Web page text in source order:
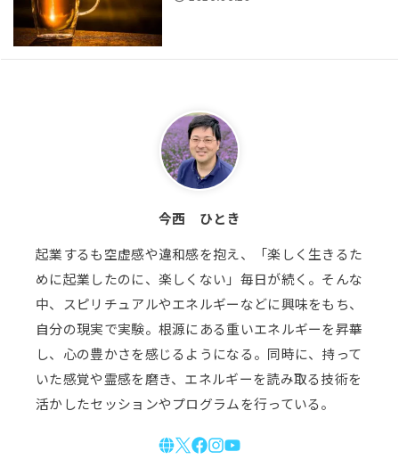
今西 ひとき
起業するも空虚感や違和感を抱え、「楽しく生きるた
めに起業したのに、楽しくない」毎日が続く。そんな
中、スピリチュアルやエネルギーなどに興味をもち、
自分の現実で実験。根源にある重いエネルギーを昇華
し、心の豊かさを感じるようになる。同時に、持って
いた感覚や霊感を磨き、エネルギーを読み取る技術を
活かしたセッションやプログラムを行っている。